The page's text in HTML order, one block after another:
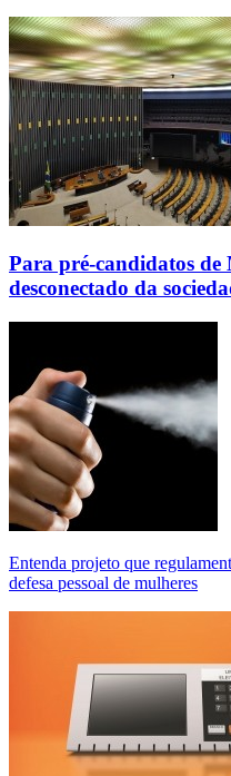
Para pré-candidatos de
desconectado da
Entenda projeto que
defesa pessoal de mulheres